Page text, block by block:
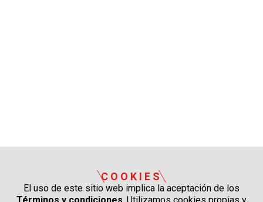
COOKIES
El uso de este sitio web implica la aceptación de los